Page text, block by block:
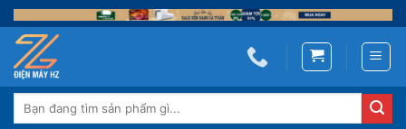
Skip
to
content
Tìm
kiếm: